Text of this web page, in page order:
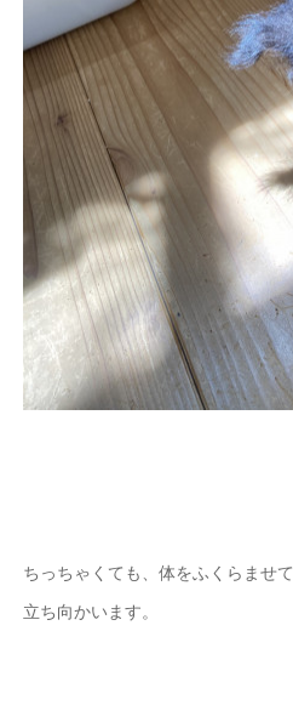
ちっちゃくても、体をふくらませて
立ち向かいます。